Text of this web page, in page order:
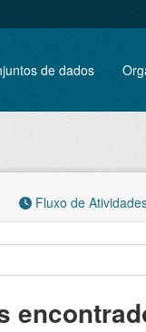
de dados
Fluxo de